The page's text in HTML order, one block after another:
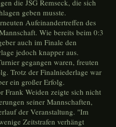
die JSG Remseck, die sich
geben musste.
Aufeinandertreffen des
Wie bereits beim 0:3
auch im Finale den
jedoch knapper aus.
gegangen waren, freuten
Trotz der Finalniederlage war
ein großer Erfolg.
Frank Weiden zeigte sich nicht
seiner Mannschaften,
der Veranstaltung. "Im
Zeitstrafen verhängt